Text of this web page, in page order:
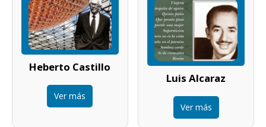
Heberto Castillo
Ver más
Luis Alcaraz
Ver más